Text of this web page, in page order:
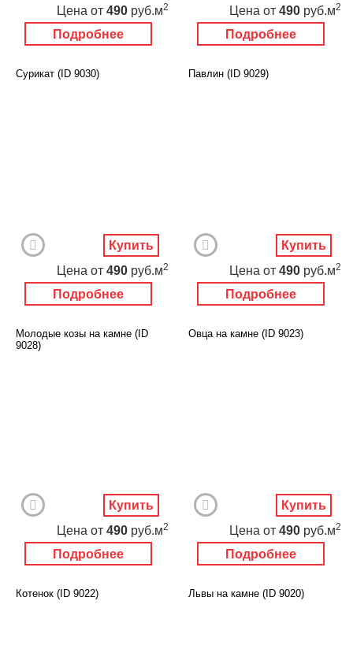
Подробнее
Цена от 490 руб.м2
Подробнее
Цена от 490 руб.м2
Сурикат (ID 9030)
Подробнее
Цена от 490 руб.м2
Купить
Павлин (ID 9029)
Подробнее
Цена от 490 руб.м2
Купить
Молодые козы на камне (ID
9028)
Подробнее
Цена от 490 руб.м2
Купить
Овца на камне (ID 9023)
Подробнее
Цена от 490 руб.м2
Купить
Котенок (ID 9022) Львы на камне (ID 9020)